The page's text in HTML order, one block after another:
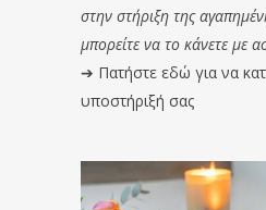
στην στήριξη της
μπορείτε να το κάνετε με
➔ Πατήστε εδώ για να
υποστήριξή σας